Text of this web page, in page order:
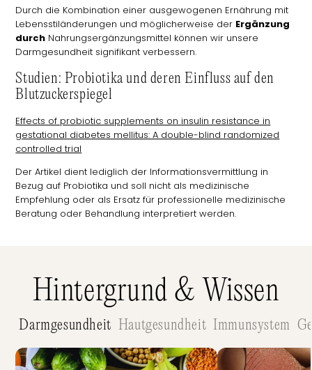
Durch die Kombination einer ausgewogenen Ernährung mit
Lebensstiländerungen und möglicherweise der Ergänzung
durch Nahrungsergänzungsmittel können wir unsere
Darmgesundheit signifikant verbessern.
Studien: Probiotika und deren Einfluss auf den
Blutzuckerspiegel
Effects of probiotic supplements on insulin resistance in
gestational diabetes mellitus: A double-blind randomized
controlled trial
Der Artikel dient lediglich der Informationsvermittlung in
Bezug auf Probiotika und soll nicht als medizinische
Empfehlung oder als Ersatz für professionelle medizinische
Beratung oder Behandlung interpretiert werden.
Hintergrund & Wissen
Darmgesundheit Hautgesundheit Immunsystem